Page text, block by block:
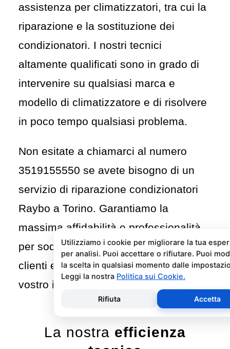
assistenza per climatizzatori, tra cui la
riparazione e la sostituzione dei
condizionatori. I nostri tecnici
altamente qualificati sono in grado di
intervenire su qualsiasi marca e
modello di climatizzatore e di risolvere
in poco tempo qualsiasi problema.
Non esitate a chiamarci al numero
3519155550 se avete bisogno di un
servizio di riparazione condizionatori
Raybo a Torino. Garantiamo la
massima affidabilità e professionalità
per soddisfare le esigenze dei nostri
clienti e risolvere ogni problema del
vostro impianto di climatizzazione.
La nostra efficienza